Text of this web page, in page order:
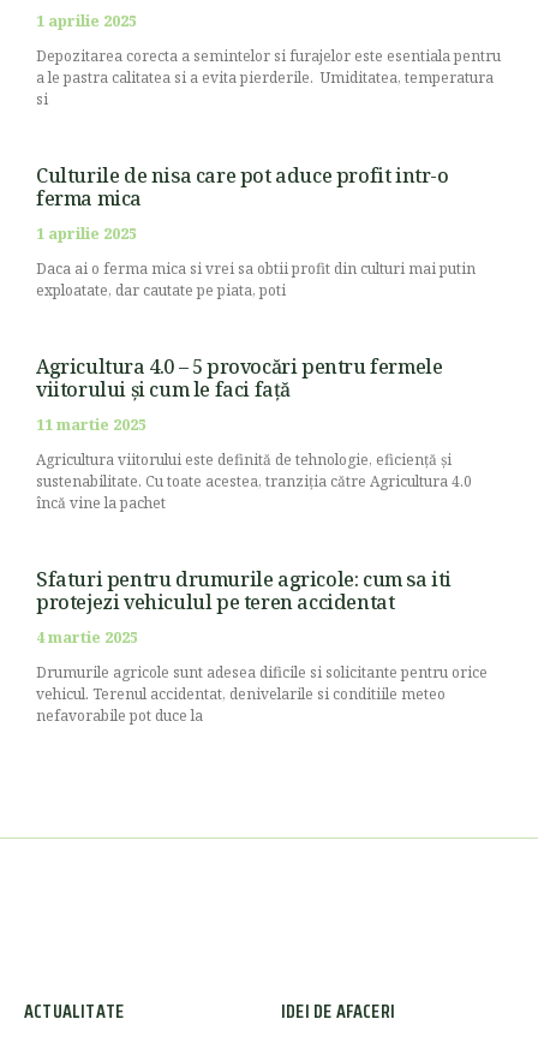
1 aprilie 2025
Depozitarea corecta a semintelor si furajelor este esentiala pentru
a le pastra calitatea si a evita pierderile. Umiditatea, temperatura
si
Culturile de nisa care pot aduce profit intr-o
ferma mica
1 aprilie 2025
Daca ai o ferma mica si vrei sa obtii profit din culturi mai putin
exploatate, dar cautate pe piata, poti
Agricultura 4.0 – 5 provocări pentru fermele
viitorului și cum le faci față
11 martie 2025
Agricultura viitorului este definită de tehnologie, eficiență și
sustenabilitate. Cu toate acestea, tranziția către Agricultura 4.0
încă vine la pachet
Sfaturi pentru drumurile agricole: cum sa iti
protejezi vehiculul pe teren accidentat
4 martie 2025
Drumurile agricole sunt adesea dificile si solicitante pentru orice
vehicul. Terenul accidentat, denivelarile si conditiile meteo
nefavorabile pot duce la
ACTUALITATE IDEI DE AFACERI